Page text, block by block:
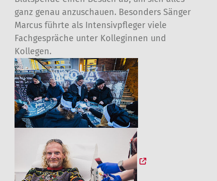
ganz genau anzuschauen. Besonders Sänger
Marcus führte als Intensivpfleger viele
Fachgespräche unter Kolleginnen und
Kollegen.